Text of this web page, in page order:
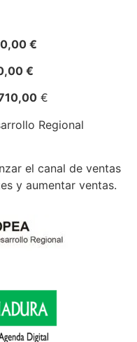
€
€
€
Regional
el canal de ventas
y aumentar ventas.